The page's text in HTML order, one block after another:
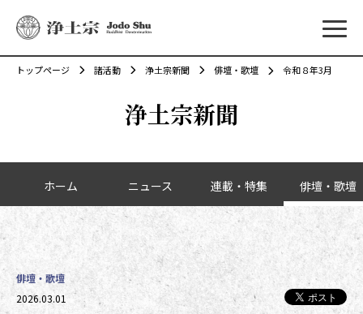
メ
浄土宗新聞
トップページ 諸活動 浄土宗新聞 俳壇・歌壇 令和８年3月
カテゴリーナビゲーション
ホーム ニュース 連載・特集 俳壇・歌壇
俳壇・歌壇
投稿日時
2026.03.01